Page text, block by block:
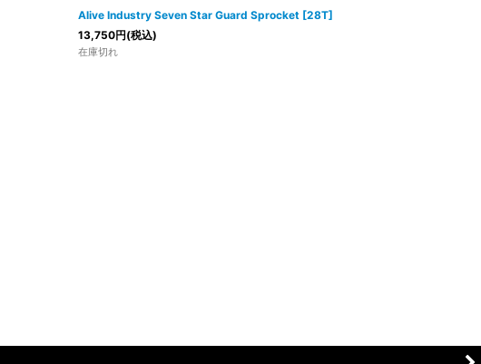
Alive Industry Seven Star Guard Sprocket [28T]
13,750円(税込)
在庫切れ